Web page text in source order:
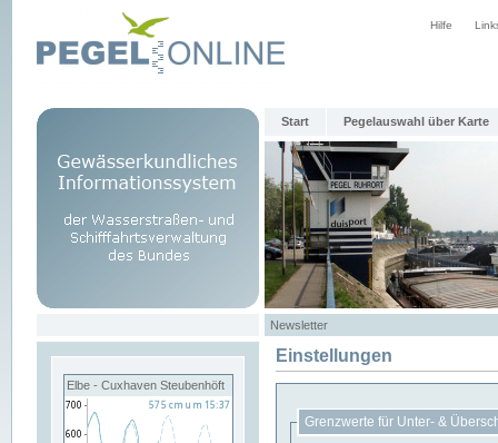
Hilfe
Start Pegelauswahl über Karte
Newsletter
Elbe - Cuxhaven Steubenhöft
Einstellungen
Grenzwerte für Unter- &